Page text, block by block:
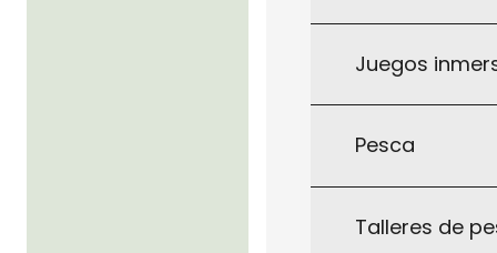
Juegos
Pesca
Talleres de